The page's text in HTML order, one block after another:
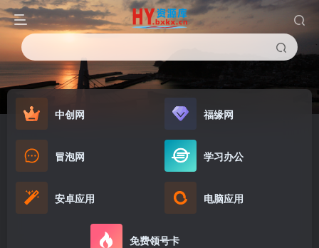
中创网 福缘网
冒泡网 学习办公
安卓应用 电脑应用
免费领号卡